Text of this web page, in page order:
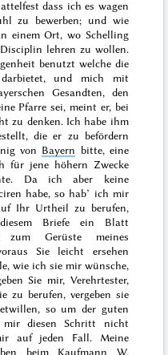
dass ich es wagen
zu bewerben; und wie
einem Ort, wo Schelling
lehren zu wollen.
benutzt welche die
und mich mit
Gesandten, den
Pfarre sei, meint er, bei
zu denken. Ich habe ihm
die er zu befördern
von Bayern bitte, eine
für jene höhern Zwecke
Da ich aber keine
habe, so hab’ ich mir
Ihr Urtheil zu berufen,
Briefe ein Blatt
zum Gerüste meines
Sieleicht ersehen
wie ich sie mir wünsche,
Sie mir, Verehrtester,
zu berufen, vergeben sie
so um der guten
diesen Schritt nicht
auf jeden Fall. Meine
beim Kaufmann W.